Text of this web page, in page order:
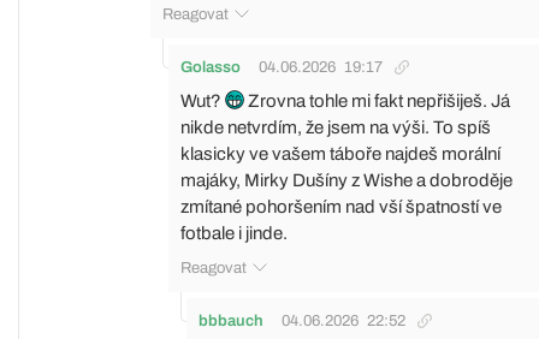
Reagovat
Golasso 04.06.2026 19:17
Wut?
Zrovna tohle mi fakt nepřišiješ. Já
nikde netvrdím, že jsem na výši. To spíš
klasicky ve vašem táboře najdeš morální
majáky, Mirky Dušíny z Wishe a dobroděje
zmítané pohoršením nad vší špatností ve
fotbale i jinde.
Reagovat
bbbauch 04.06.2026 22:52